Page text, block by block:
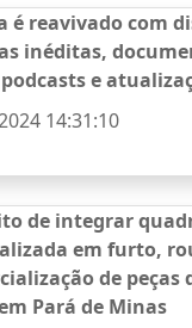
é reavivado com
inéditas,
e
14:31:10
de integrar
em furto,
de peças
Pará de Minas